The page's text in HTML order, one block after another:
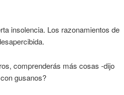
insolencia. Los razonamientos de
comprenderás más cosas -dijo
gusanos?